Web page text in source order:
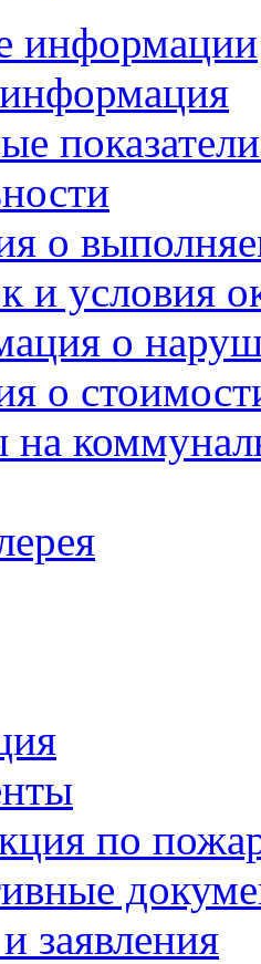
информации
о
и условия
о
о
по
заявления